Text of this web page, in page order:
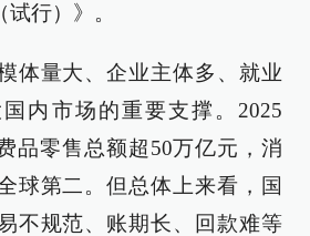
行）》。
体量大、企业主体多、就业
内市场的重要支撑。2025
品零售总额超50万亿元，消
球第二。但总体上来看，国
不规范、账期长、回款难等